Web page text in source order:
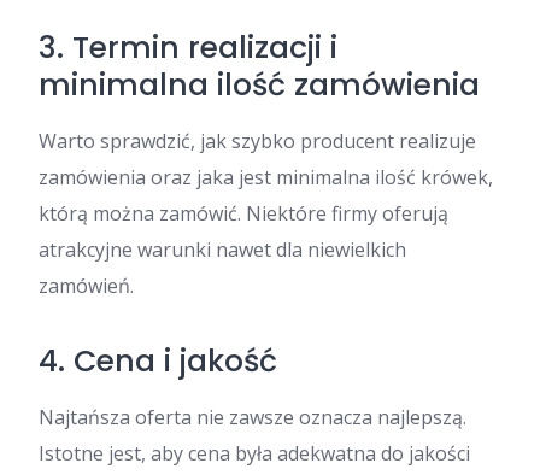
3. Termin realizacji i
minimalna ilość zamówienia
Warto sprawdzić, jak szybko producent realizuje
zamówienia oraz jaka jest minimalna ilość krówek,
którą można zamówić. Niektóre firmy oferują
atrakcyjne warunki nawet dla niewielkich
zamówień.
4. Cena i jakość
Najtańsza oferta nie zawsze oznacza najlepszą.
Istotne jest, aby cena była adekwatna do jakości